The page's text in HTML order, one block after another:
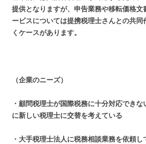
提供となりますが、申告業務や移転価格文
ービスについては提携税理士さんとの共同
くケースがあります。
（企業のニーズ）
・顧問税理士が国際税務に十分対応でき
に新しい税理士に交替を考えている
・大手税理士法人に税務相談業務を依頼し